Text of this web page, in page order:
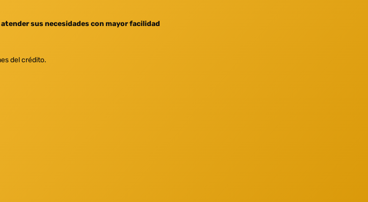
sus necesidades con mayor facilidad
del crédito.